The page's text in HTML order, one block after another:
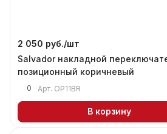
2 050 руб./шт
Salvador накладной
позиционный коричневый
0 Арт. OP11BR
В корзину